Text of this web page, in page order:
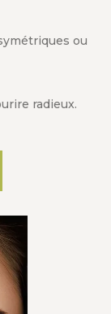
ou
radieux.